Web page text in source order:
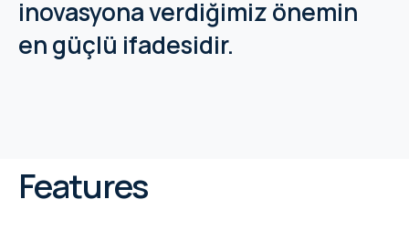
SHELLY
inovasyona verdiğimiz önemin
en güçlü ifadesidir.
Features